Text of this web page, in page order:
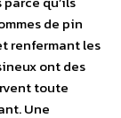
de pin
renfermant les
ont des
toute
Une